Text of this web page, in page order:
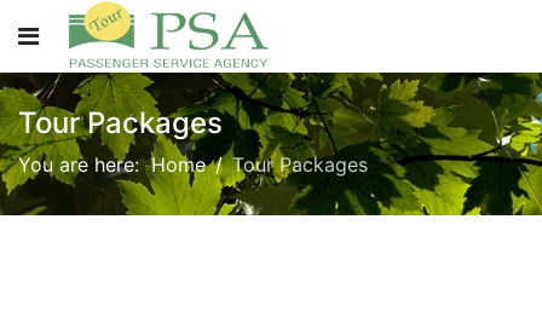
Tour Packages
You are here:Home Tour Packages